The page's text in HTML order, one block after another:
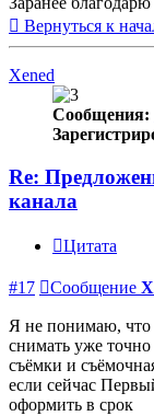
Вернуться к
Xened
Сообщения:
Re:
канала
Цитата
#17 Сообщение
Я не понимаю, что
снимать уже
съёмки и
если сейчас
оформить в срок